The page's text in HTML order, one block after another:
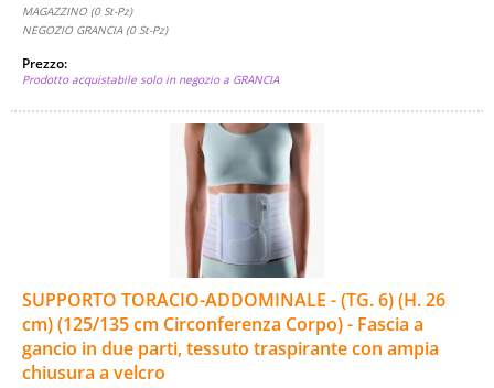
MAGAZZINO (0 St-Pz)
NEGOZIO GRANCIA (0 St-Pz)
Prezzo:
Prodotto acquistabile solo in negozio a GRANCIA
SUPPORTO TORACIO-ADDOMINALE - (TG. 6) (H. 26
cm) (125/135 cm Circonferenza Corpo) - Fascia a
gancio in due parti, tessuto traspirante con ampia
chiusura a velcro